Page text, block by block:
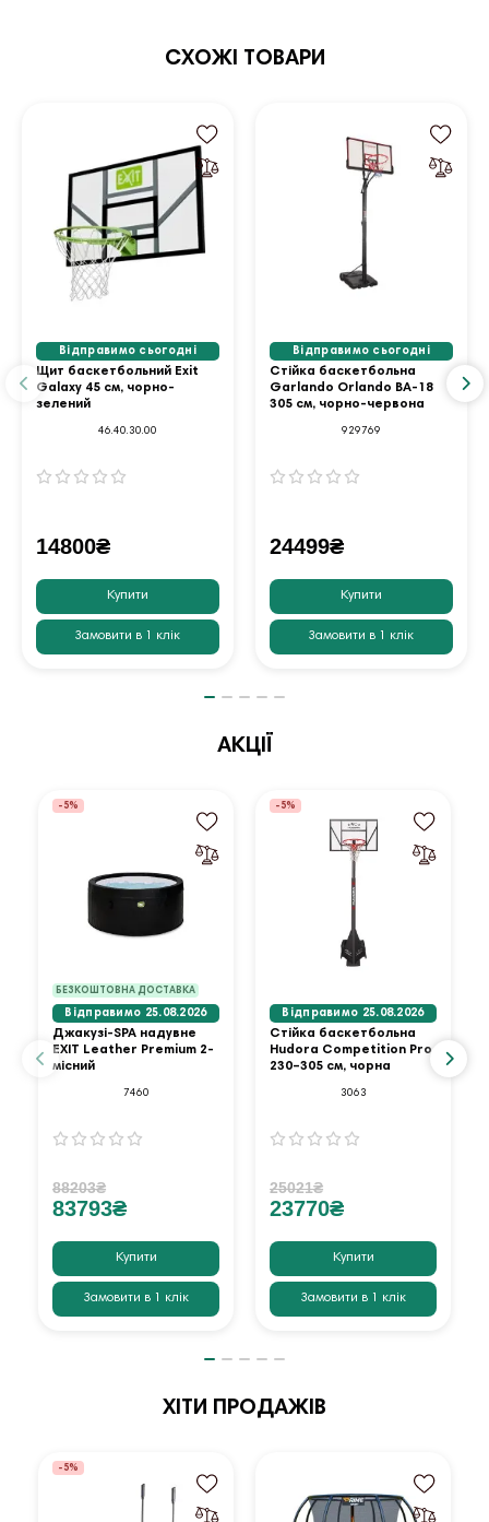
СХОЖІ ТОВАРИ
Відправимо сьогодні
Щит баскетбольний Exit
Galaxy 45 см, чорно-
зелений
46.40.30.00
14800₴
Купити
Замовити в 1 клік
Відправимо сьогодні
Стійка баскетбольна
Garlando Orlando BA-18
305 см, чорно-червона
929769
24499₴
Купити
Замовити в 1 клік
АКЦІЇ
БЕЗКОШТОВНА ДОСТАВКА
-5%
Відправимо 25.08.2026
Джакузі-SPA надувне
EXIT Leather Premium 2-
місний
7460
88203₴
83793₴
Купити
Замовити в 1 клік
-5%
Відправимо 25.08.2026
Стійка баскетбольна
Hudora Competition Pro
230–305 см, чорна
3063
25021₴
23770₴
Купити
Замовити в 1 клік
ХІТИ ПРОДАЖІВ
-5%